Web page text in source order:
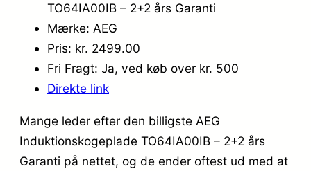
TO64IA00IB – 2+2 års Garanti
Mærke: AEG
Pris: kr. 2499.00
Fri Fragt: Ja, ved køb over kr. 500
Direkte link
Mange leder efter den billigste AEG
Induktionskogeplade TO64IA00IB – 2+2 års
Garanti på nettet, og de ender oftest ud med at